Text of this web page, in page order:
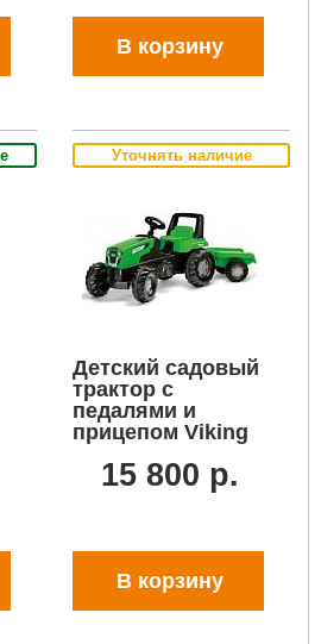
В корзину
Уточнять наличие
Детский садовый
трактор с
педалями и
прицепом Viking
детей от 3 до 7
15 800 р.
В корзину